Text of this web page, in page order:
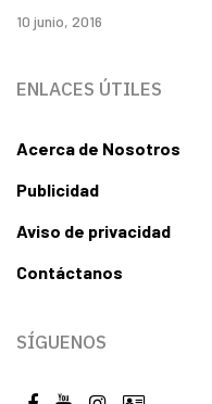
10 junio, 2016
ENLACES ÚTILES
Acerca de Nosotros
Publicidad
Aviso de privacidad
Contáctanos
SÍGUENOS